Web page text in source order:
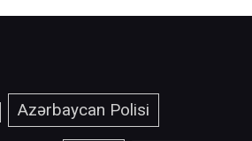
Azərbaycan Polisi